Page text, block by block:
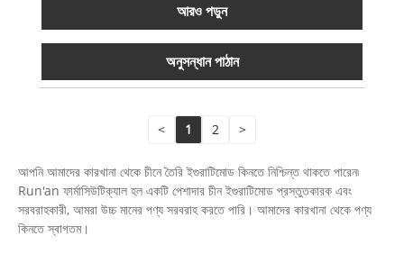
আরও পড়ুন
অনুসন্ধান পাঠান
< 1 2 >
আপনি আমাদের কারখানা থেকে চীনে তৈরি ইগুরাটিমোড কিনতে নিশ্চিন্ত থাকতে পারেন৷
Run'an ফার্মাসিউটিক্যাল হল একটি পেশাদার চীন ইগুরাটিমোড প্রস্তুতকারক এবং
সরবরাহকারী, আমরা উচ্চ মানের পণ্য সরবরাহ করতে পারি। আমাদের কারখানা থেকে পণ্য
কিনতে স্বাগতম।